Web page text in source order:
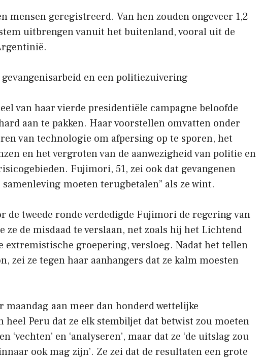
mensen geregistreerd. Van hen zouden ongeveer 1,2
uitbrengen vanuit het buitenland, vooral uit de
en een politiezuivering
van haar vierde presidentiële campagne beloofde
aan te pakken. Haar voorstellen omvatten onder
van technologie om afpersing op te sporen, het
en het vergroten van de aanwezigheid van politie en
Fujimori, 51, zei ook dat gevangenen
samenleving moeten terugbetalen” als ze wint.
de tweede ronde verdedigde Fujimori de regering van
ze de misdaad te verslaan, net zoals hij het Lichtend
extremistische groepering, versloeg. Nadat het tellen
zei ze tegen haar aanhangers dat ze kalm moesten
aan meer dan honderd wettelijke
heel Peru dat ze elk stembiljet dat betwist zou moeten
‘vechten’ en ‘analyseren’, maar dat ze ‘de uitslag zou
ook mag zijn’. Ze zei dat de resultaten een grote